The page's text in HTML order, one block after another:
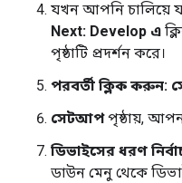
যখন আপনি চালিয়ে
Next: Develop এ
পৃষ্ঠাটি প্রদর্শন করে।
পরবর্তী ক্লিক করুন:
সেটআপপৃষ্ঠায়,
ডিভাইসের ধরণ
ডাউন মেনু থেকে